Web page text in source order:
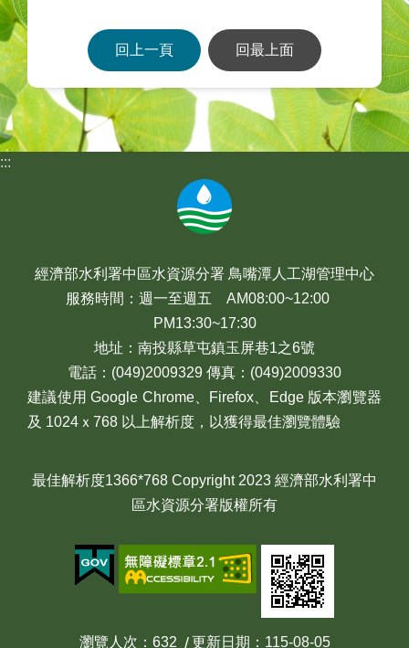
回上一頁 回最上面
:::
經濟部水利署中區水資源分署 鳥嘴潭人工湖管理中心
服務時間：週一至週五 AM08:00~12:00
PM13:30~17:30
地址：南投縣草屯鎮玉屏巷1之6號
電話：(049)2009329 傳真：(049)2009330
建議使用 Google Chrome、Firefox、Edge 版本瀏覽器
及 1024ｘ768 以上解析度，以獲得最佳瀏覽體驗
最佳解析度1366*768 Copyright 2023 經濟部水利署中
區水資源分署版權所有
瀏覽人次 632 更新日期 115-08-05